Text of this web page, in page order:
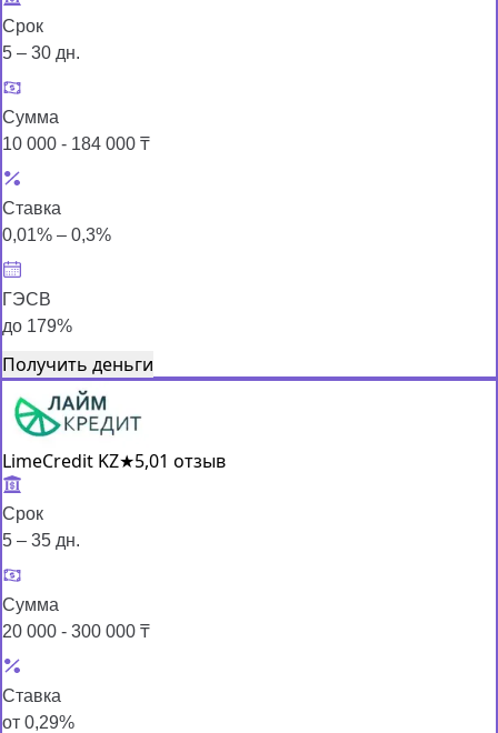
Срок
5 – 30 дн.
Сумма
10 000 - 184 000 ₸
Ставка
0,01% – 0,3%
ГЭСВ
до 179%
Получить деньги
LimeCredit KZ★5,01 отзыв
Срок
5 – 35 дн.
Сумма
20 000 - 300 000 ₸
Ставка
от 0,29%